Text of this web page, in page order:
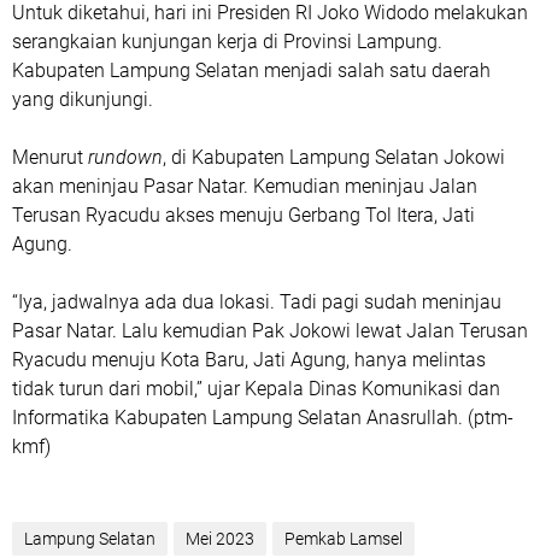
Untuk diketahui, hari ini Presiden RI Joko Widodo melakukan
serangkaian kunjungan kerja di Provinsi Lampung.
Kabupaten Lampung Selatan menjadi salah satu daerah
yang dikunjungi.
Menurut rundown, di Kabupaten Lampung Selatan Jokowi
akan meninjau Pasar Natar. Kemudian meninjau Jalan
Terusan Ryacudu akses menuju Gerbang Tol Itera, Jati
Agung.
“Iya, jadwalnya ada dua lokasi. Tadi pagi sudah meninjau
Pasar Natar. Lalu kemudian Pak Jokowi lewat Jalan Terusan
Ryacudu menuju Kota Baru, Jati Agung, hanya melintas
tidak turun dari mobil,” ujar Kepala Dinas Komunikasi dan
Informatika Kabupaten Lampung Selatan Anasrullah. (ptm-
kmf)
Lampung Selatan Mei 2023 Pemkab Lamsel